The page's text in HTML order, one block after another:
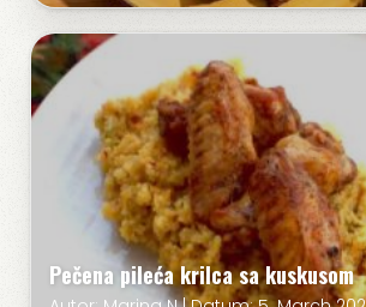
Pečena pileća krilca sa kuskusom